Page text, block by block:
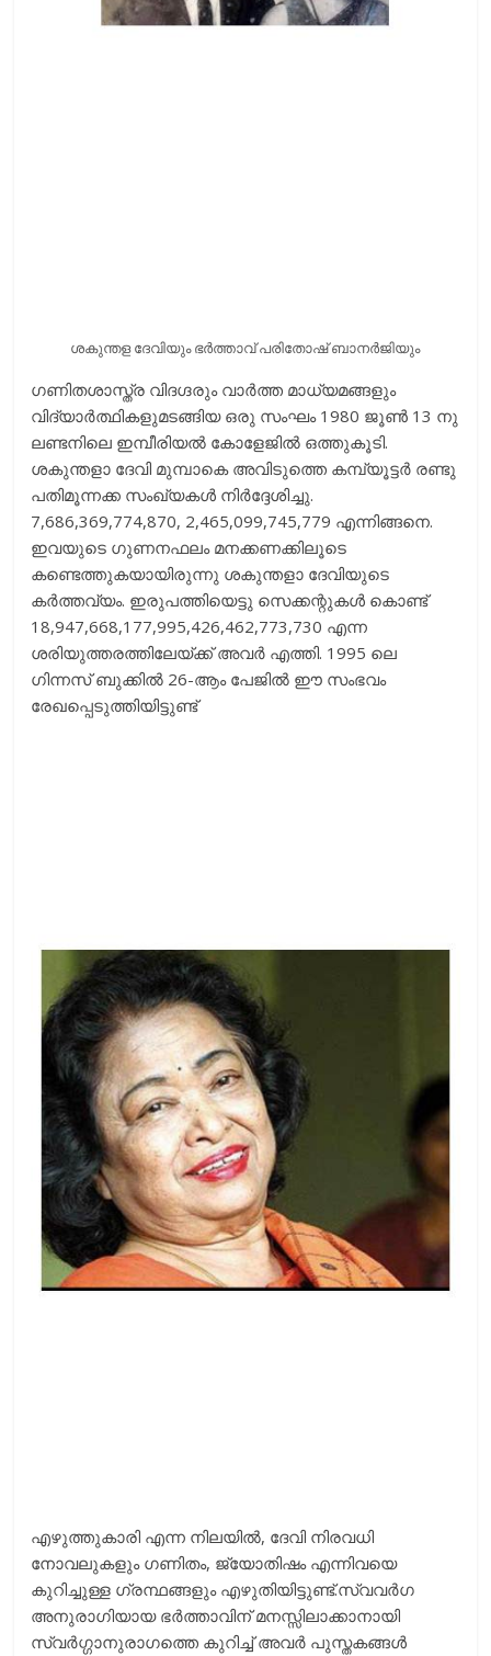
ശകുന്തള ദേവിയും ഭര്‍ത്താവ് പരിതോഷ് ബാനര്‍‌ജിയും
ഗണിതശാസ്ത്ര വിദഗ്ദരും വാര്‍ത്ത മാധ്യമങ്ങളും
വിദ്യാർത്ഥികളുമടങ്ങിയ ഒരു സംഘം 1980 ജൂൺ 13 നു
ലണ്ടനിലെ ഇമ്പീരിയൽ കോളേജിൽ ഒത്തുകൂടി.
ശകുന്തളാ ദേവി മുമ്പാകെ അവിടുത്തെ കമ്പ്യൂട്ടർ രണ്ടു
പതിമൂന്നക്ക സംഖ്യകൾ നിർദ്ദേശിച്ചു.
7,686,369,774,870, 2,465,099,745,779 എന്നിങ്ങനെ.
ഇവയുടെ ഗുണനഫലം മനക്കണക്കിലൂടെ
കണ്ടെത്തുകയായിരുന്നു ശകുന്തളാ ദേവിയുടെ
കർത്തവ്യം. ഇരുപത്തിയെട്ടു സെക്കന്റുകൾ കൊണ്ട്
18,947,668,177,995,426,462,773,730 എന്ന
ശരിയുത്തരത്തിലേയ്ക്ക് അവർ എത്തി. 1995 ലെ
ഗിന്നസ് ബുക്കിൽ 26-ആം പേജിൽ ഈ സംഭവം
രേഖപ്പെടുത്തിയിട്ടുണ്ട്
എഴുത്തുകാരി എന്ന നിലയിൽ, ദേവി നിരവധി
നോവലുകളും ഗണിതം, ജ്യോതിഷം എന്നിവയെ
കുറിച്ചുള്ള ഗ്രന്ഥങ്ങളും എഴുതിയിട്ടുണ്ട്.സ്വവര്‍ഗ
അനുരാഗിയായ ഭര്‍ത്താവിന് മനസ്സിലാക്കാനായി
സ്വര്‍ഗ്ഗാനുരാഗത്തെ കുറിച്ച് അവര്‍ പുസ്തകങ്ങള്‍